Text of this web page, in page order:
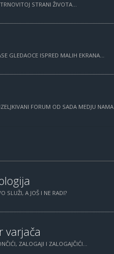
STRANI ŽIVOTA...
GLEDAOCE ISPRED MALIH EKRANA...
FORUM OD SADA MEDJU
SLUŽI, A JOŠ I NE RADI?
varjača
ZALOGAJI I ZALOGAJČIĆI...